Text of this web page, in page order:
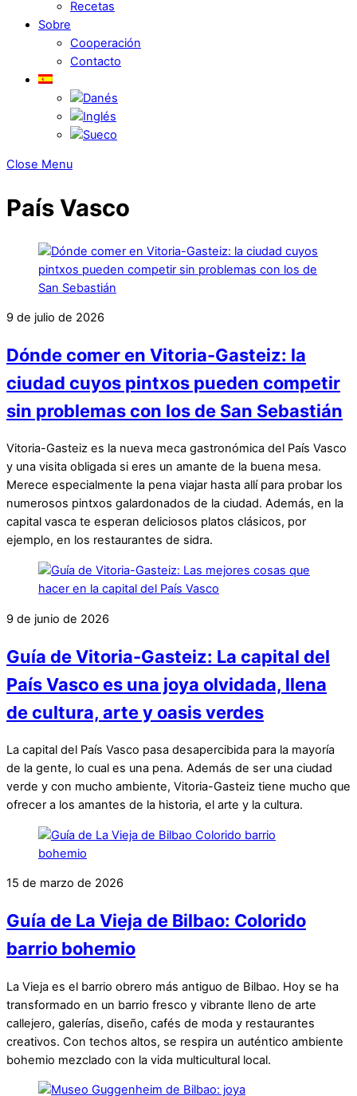
Recetas
Sobre
Cooperación
Contacto
Close Menu
País Vasco
9 de julio de 2026
Dónde comer en Vitoria-Gasteiz: la
ciudad cuyos pintxos pueden competir
sin problemas con los de San Sebastián
Vitoria-Gasteiz es la nueva meca gastronómica del País Vasco
y una visita obligada si eres un amante de la buena mesa.
Merece especialmente la pena viajar hasta allí para probar los
numerosos pintxos galardonados de la ciudad. Además, en la
capital vasca te esperan deliciosos platos clásicos, por
ejemplo, en los restaurantes de sidra.
9 de junio de 2026
Guía de Vitoria-Gasteiz: La capital del
País Vasco es una joya olvidada, llena
de cultura, arte y oasis verdes
La capital del País Vasco pasa desapercibida para la mayoría
de la gente, lo cual es una pena. Además de ser una ciudad
verde y con mucho ambiente, Vitoria-Gasteiz tiene mucho que
ofrecer a los amantes de la historia, el arte y la cultura.
15 de marzo de 2026
Guía de La Vieja de Bilbao: Colorido
barrio bohemio
La Vieja es el barrio obrero más antiguo de Bilbao. Hoy se ha
transformado en un barrio fresco y vibrante lleno de arte
callejero, galerías, diseño, cafés de moda y restaurantes
creativos. Con techos altos, se respira un auténtico ambiente
bohemio mezclado con la vida multicultural local.